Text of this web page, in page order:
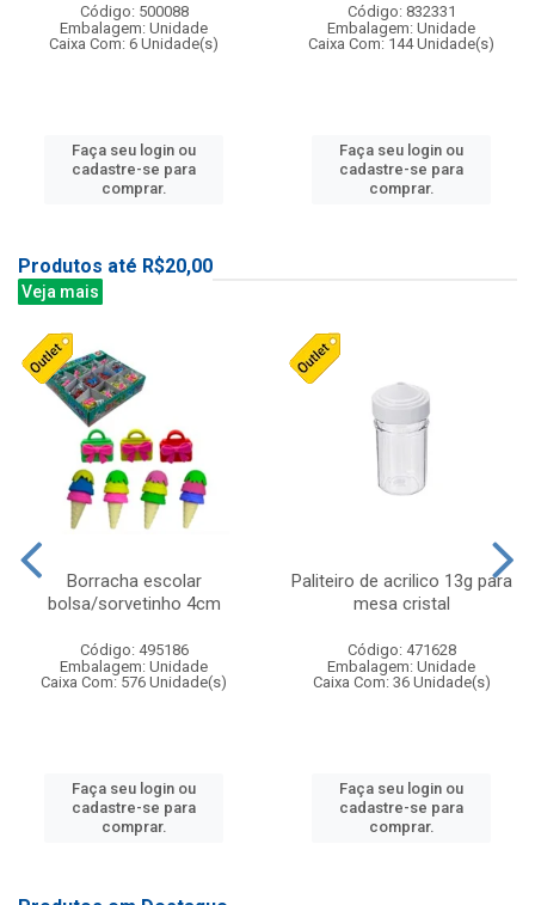
Código: 500088
Embalagem: Unidade
Caixa Com: 6 Unidade(s)
Faça seu login ou
cadastre-se para
comprar.
Código: 832331
Embalagem: Unidade
Caixa Com: 144 Unidade(s)
Faça seu login ou
cadastre-se para
comprar.
Produtos até R$20,00
Veja mais
Borracha escolar
bolsa/sorvetinho 4cm
Código: 495186
Embalagem: Unidade
Caixa Com: 576 Unidade(s)
Faça seu login ou
cadastre-se para
comprar.
Paliteiro de acrilico 13g para
mesa cristal
Código: 471628
Embalagem: Unidade
Caixa Com: 36 Unidade(s)
Faça seu login ou
cadastre-se para
comprar.